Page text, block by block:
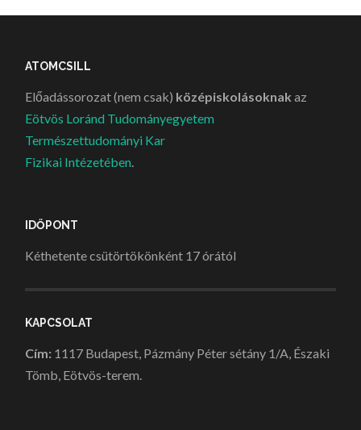
ATOMCSILL
Előadássorozat (nem csak) középiskolásoknak az
Eötvös Loránd Tudományegyetem
Természettudományi Kar
Fizikai Intézetében.
IDŐPONT
Kéthetente csütörtökönként 17 órától
KAPCSOLAT
Cím: 1117 Budapest, Pázmány Péter sétány 1/A, Északi
Tömb, Eötvös-terem.